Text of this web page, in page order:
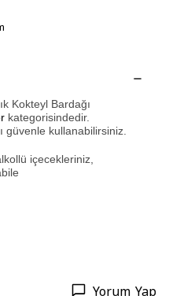
Kokteyl Bardağı
kategorisindedir.
güvenle kullanabilirsiniz.
içecekleriniz,
Yorum Yap